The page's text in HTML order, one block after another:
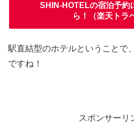
SHIN-HOTELの宿泊予約
ら！（楽天トラ
駅直結型のホテルということで
ですね！
スポンサーリ